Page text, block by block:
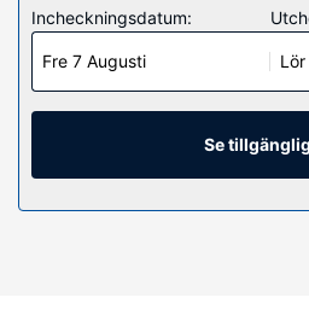
rummen med iPod-
Gratis fast internetanslutning och
erbjuds i form av en 48-tums
Badrummen med badkar och
regndusch. På rummet finns
Bekvämligheter på anläggningen
Skäm bort dig med ett besök på
Incheckningsdatum:
Fre 7 Augusti
Se